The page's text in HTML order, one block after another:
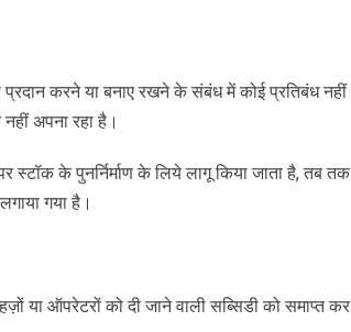
करने या बनाए रखने के संबंध में कोई प्रतिबंध नहीं
अपना रहा है।
के पुनर्निर्माण के लिये लागू किया जाता है, तब तक
गया है।
ऑपरेटरों को दी जाने वाली सब्सिडी को समाप्त कर